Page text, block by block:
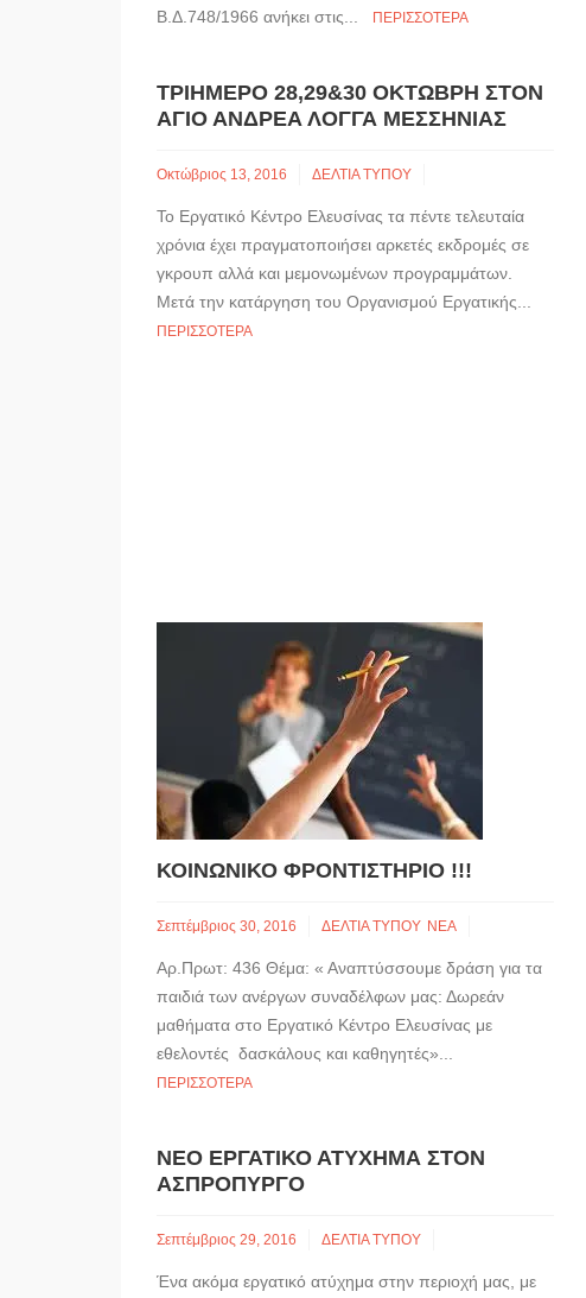
Β.Δ.748/1966 ανήκει στις...
ΠΕΡΙΣΣΌΤΕΡΑ
ΤΡΙΉΜΕΡΟ 28,29&30 ΟΚΤΏΒΡΗ ΣΤΟΝ
ΆΓΙΟ ΑΝΔΡΈΑ ΛΟΓΓΆ ΜΕΣΣΗΝΊΑΣ
Οκτώβριος 13, 2016 ΔΕΛΤΙΑ ΤΥΠΟΥ
Το Εργατικό Κέντρο Ελευσίνας τα πέντε τελευταία
χρόνια έχει πραγματοποιήσει αρκετές εκδρομές σε
γκρουπ αλλά και μεμονωμένων προγραμμάτων.
Μετά την κατάργηση του Οργανισμού Εργατικής...
ΠΕΡΙΣΣΌΤΕΡΑ
ΚΟΙΝΩΝΙΚΌ ΦΡΟΝΤΙΣΤΉΡΙΟ !!!
Σεπτέμβριος 30, 2016 ΔΕΛΤΙΑ ΤΥΠΟΥ ΝΕΑ
Αρ.Πρωτ: 436 Θέμα: « Αναπτύσσουμε δράση για τα
παιδιά των ανέργων συναδέλφων μας: Δωρεάν
μαθήματα στο Εργατικό Κέντρο Ελευσίνας με
εθελοντές δασκάλους και καθηγητές»...
ΠΕΡΙΣΣΌΤΕΡΑ
ΝΈΟ ΕΡΓΑΤΙΚΌ ΑΤΎΧΗΜΑ ΣΤΟΝ
ΑΣΠΡΌΠΥΡΓΟ
Σεπτέμβριος 29, 2016 ΔΕΛΤΙΑ ΤΥΠΟΥ
Ένα ακόμα εργατικό ατύχημα στην περιοχή μας, με